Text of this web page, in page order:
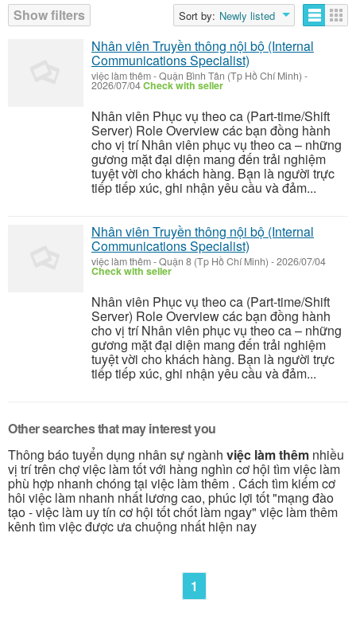
Show filters
Sort by: Newly listed
Listings
Nhân viên Truyền thông nội bộ (Internal
Communications Specialist)
việc làm thêm-Quận Bình Tân (Tp Hồ Chí Minh) -
2026/07/04Check with seller
Nhân viên Phục vụ theo ca (Part-time/Shift
Server) Role Overview các bạn đồng hành
cho vị trí Nhân viên phục vụ theo ca – những
gương mặt đại diện mang đến trải nghiệm
tuyệt vời cho khách hàng. Bạn là người trực
tiếp tiếp xúc, ghi nhận yêu cầu và đảm...
Nhân viên Truyền thông nội bộ (Internal
Communications Specialist)
việc làm thêm-Quận 8 (Tp Hồ Chí Minh) -2026/07/04
Check with seller
Nhân viên Phục vụ theo ca (Part-time/Shift
Server) Role Overview các bạn đồng hành
cho vị trí Nhân viên phục vụ theo ca – những
gương mặt đại diện mang đến trải nghiệm
tuyệt vời cho khách hàng. Bạn là người trực
tiếp tiếp xúc, ghi nhận yêu cầu và đảm...
Other searches that may interest you
Thông báo tuyển dụng nhân sự ngành việc làm thêm nhiều
vị trí trên chợ việc làm tốt với hàng nghìn cơ hội tìm việc làm
phù hợp nhanh chóng tại việc làm thêm . Cách tìm kiếm cơ
hôi việc làm nhanh nhất lương cao, phúc lợi tốt "mạng đào
tạo - việc làm uy tín cơ hội tốt chốt làm ngay" việc làm thêm
kênh tìm việc được ưa chuộng nhất hiện nay
1